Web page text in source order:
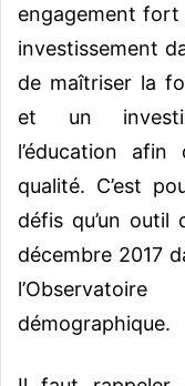
engagement fort
investissement
de maîtriser la
et un
l’éducation
qualité. C’est
défis qu’un
décembre 2017
démographique.